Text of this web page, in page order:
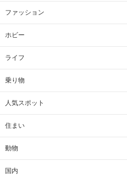
ファッション
ホビー
ライフ
乗り物
人気スポット
住まい
動物
国内